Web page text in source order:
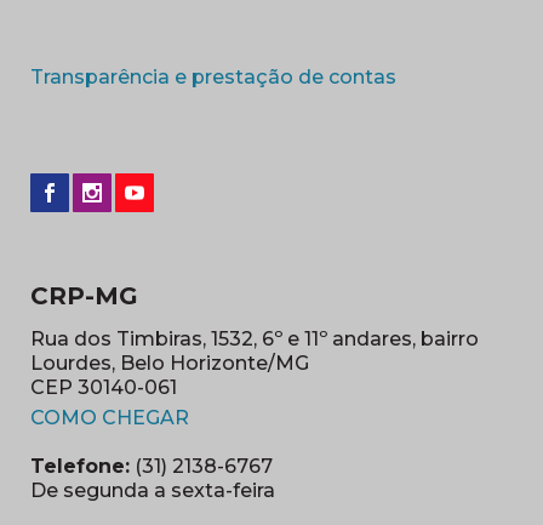
Transparência e prestação de contas
CRP-MG
Rua dos Timbiras, 1532, 6º e 11º andares, bairro
Lourdes, Belo Horizonte/MG
CEP 30140-061
COMO CHEGAR
Telefone: (31) 2138-6767
De segunda a sexta-feira